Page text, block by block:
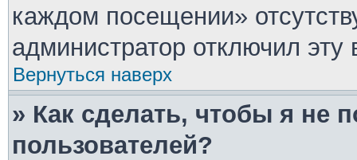
каждом посещении»
администратор отключил эту
Вернуться наверх
» Как сделать, чтобы я не
пользователей?